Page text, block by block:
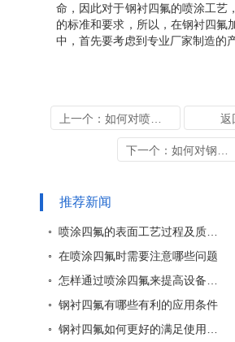
命，因此对于钢衬四氟的喷涂工艺
的标准和要求，所以，在钢衬四氟
中，首先要考虑到专业厂家制造的产
返
推荐新闻
◦ 在喷涂四氟时需要注意哪些问题
◦ 钢衬四氟有哪些有利的应用条件